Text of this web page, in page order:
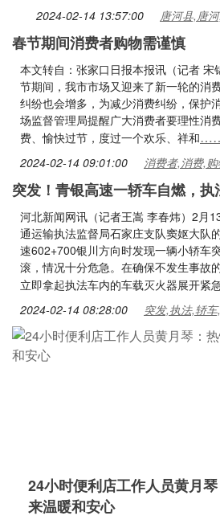
2024-02-14 13:57:00 唐河县,唐
春节期间消费者购物需谨慎
本文转自：张家口日报本报讯（记者 宋
节期间，我市市场又迎来了新一轮的消
纠纷也会增多，为减少消费纠纷，保护
场监督管理局提醒广大消费者要理性消
费、愉快过节，度过一个欢乐、祥和
2024-02-14 09:01:00 消费者,消费,
突发！青银高速一轿车自燃，
河北新闻网讯（记者王嵩 李春炜）2月
通运输执法监督局石家庄支队窦妪大队
速602+700银川方向时发现一辆小轿车
滚，情况十分危急。在确保不发生事故
立即拿起执法车内的车载灭火器展开紧
2024-02-14 08:28:00 突发,执法,轿
24小时便利店工作人员黄月
来温暖和安心